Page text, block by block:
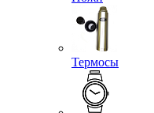
Термосы